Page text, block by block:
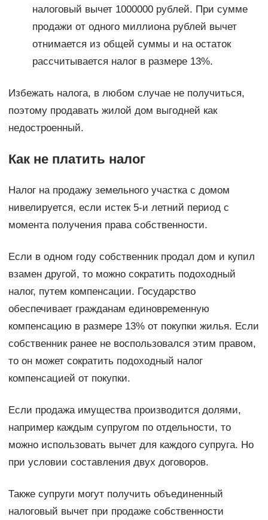
налоговый вычет 1000000 рублей. При сумме
продажи от одного миллиона рублей вычет
отнимается из общей суммы и на остаток
рассчитывается налог в размере 13%.
Избежать налога, в любом случае не получиться,
поэтому продавать жилой дом выгодней как
недостроенный.
Как не платить налог
Налог на продажу земельного участка с домом
нивелируется, если истек 5-и летний период с
момента получения права собственности.
Если в одном году собственник продал дом и купил
взамен другой, то можно сократить подоходный
налог, путем компенсации. Государство
обеспечивает гражданам единовременную
компенсацию в размере 13% от покупки жилья. Если
собственник ранее не воспользовался этим правом,
то он может сократить подоходный налог
компенсацией от покупки.
Если продажа имущества производится долями,
например каждым супругом по отдельности, то
можно использовать вычет для каждого супруга. Но
при условии составления двух договоров.
Также супруги могут получить объединенный
налоговый вычет при продаже собственности